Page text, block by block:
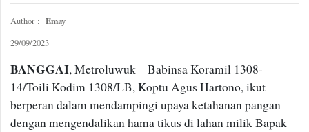
Author : Emay
29/09/2023
BANGGAI, Metroluwuk – Babinsa Koramil 1308-
14/Toili Kodim 1308/LB, Koptu Agus Hartono, ikut
berperan dalam mendampingi upaya ketahanan pangan
dengan mengendalikan hama tikus di lahan milik Bapak